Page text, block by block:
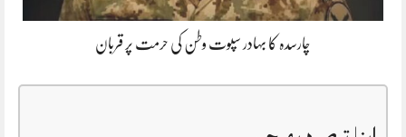
چارسدہ کا بہادر سپوت وطن کی حرمت پر قربان